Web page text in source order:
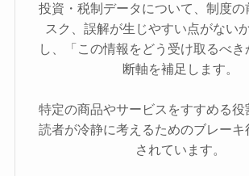
投資・税制データについて、制度の
スク、誤解が生じやすい点がない
し、「この情報をどう受け取るべ
断軸を補足します。
特定の商品やサービスをすすめる役
読者が冷静に考えるためのブレーキ
されています。